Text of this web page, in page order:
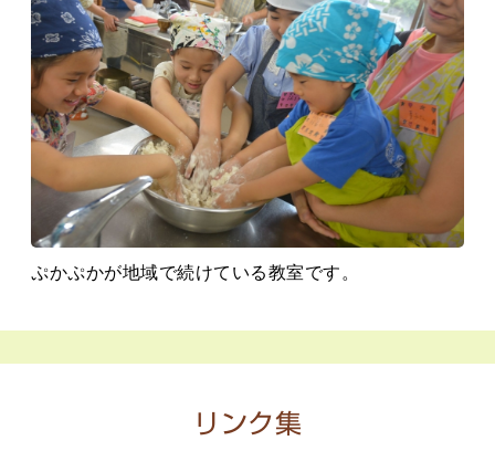
ぷかぷかが地域で続けている教室です。
リンク集